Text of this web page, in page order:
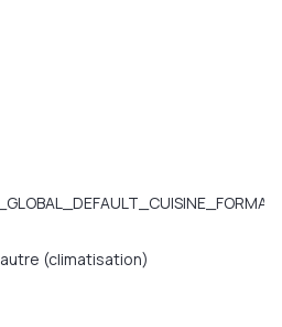
un projet immobilier? Vous
au 06 32 90 30 94
(climatisation)